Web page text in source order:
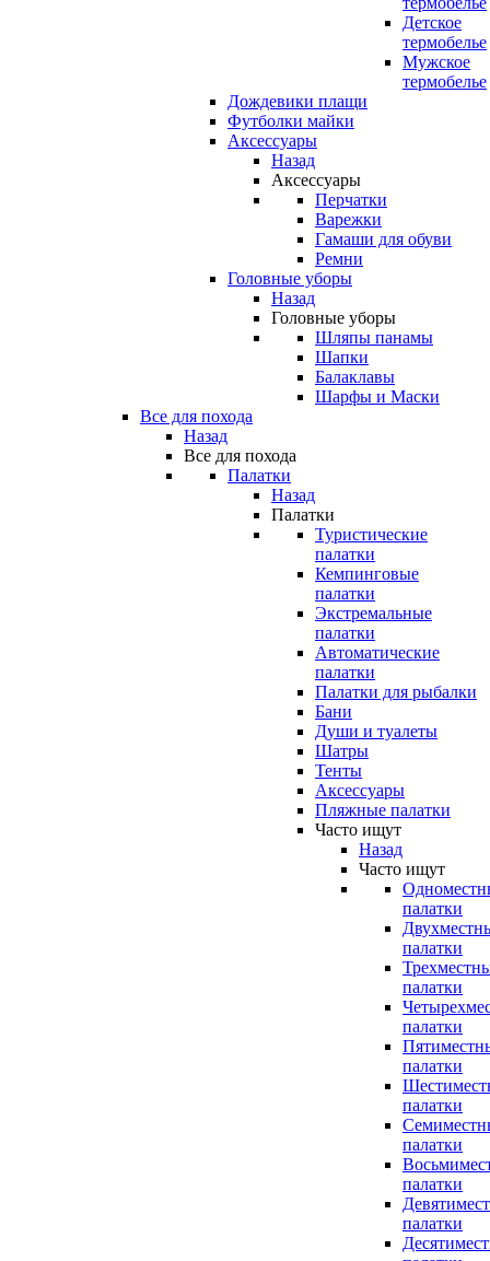
Детское
термобелье
Мужское
термобелье
Дождевики плащи
Футболки майки
Аксессуары
Назад
Аксессуары
Перчатки
Варежки
Гамаши для обуви
Ремни
Головные уборы
Назад
Головные уборы
Шляпы панамы
Шапки
Балаклавы
Шарфы и Маски
Все для похода
Назад
Все для похода
Палатки
Назад
Палатки
Туристические
палатки
Кемпинговые
палатки
Экстремальные
палатки
Автоматические
палатки
Палатки для рыбалки
Бани
Души и туалеты
Шатры
Тенты
Аксессуары
Пляжные палатки
Часто ищут
Назад
Часто ищут
палатки
палатки
палатки
палатки
палатки
палатки
палатки
палатки
палатки